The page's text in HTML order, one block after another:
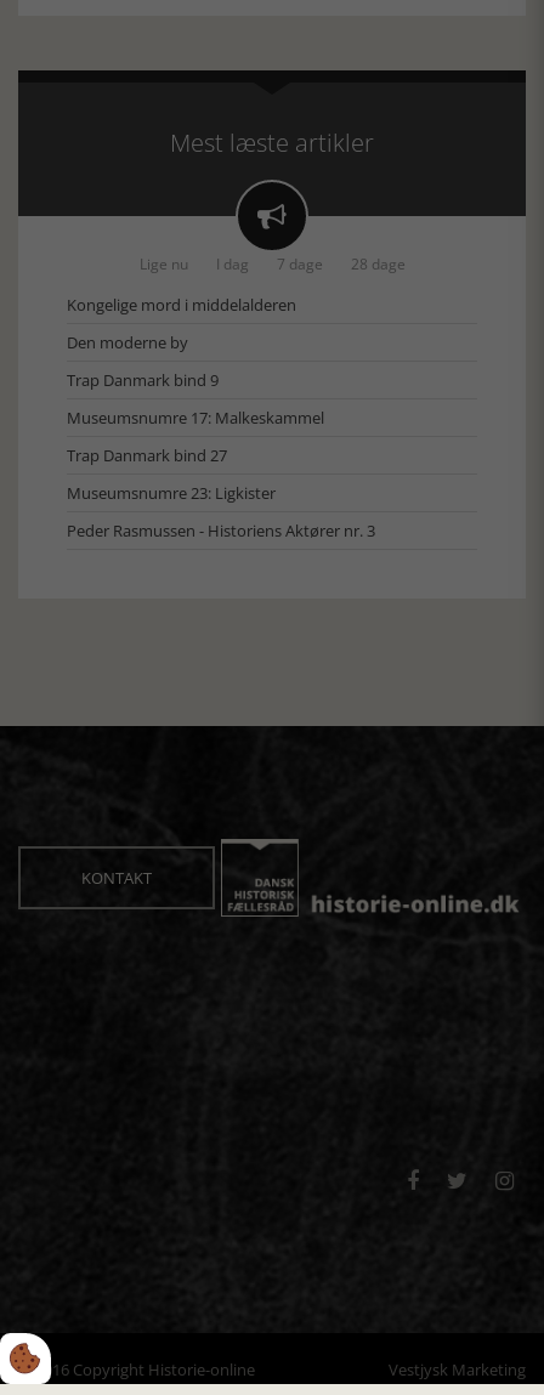
Mest læste artikler

Lige nu I dag 7 dage 28 dage
Kongelige mord i middelalderen
Den moderne by
Trap Danmark bind 9
Museumsnumre 17: Malkeskammel
Trap Danmark bind 27
Museumsnumre 23: Ligkister
Peder Rasmussen - Historiens Aktører nr. 3
KONTAKT
  
© 2016 Copyright Historie-online Vestjysk Marketing